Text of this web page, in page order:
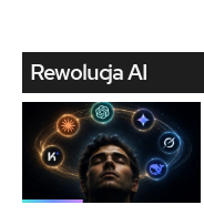
Gość
Rewolucja AI